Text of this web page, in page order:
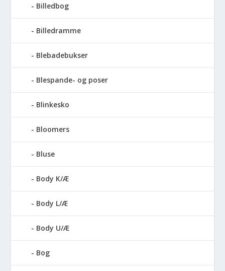
Billedbog
Billedramme
Blebadebukser
Blespande- og poser
Blinkesko
Bloomers
Bluse
Body K/Æ
Body L/Æ
Body U/Æ
Bog